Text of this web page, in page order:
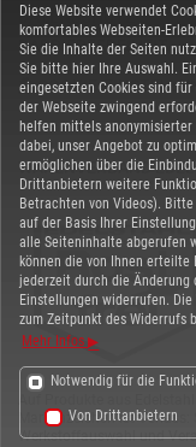
Diese Website verwendet
komfortables Webseiten-
Sie die Inhalte der Seiten
Sie bitte hier Ihre Auswahl.
eingesetzten Cookies sind
der Webseite zwingend
helfen mittels
dabei, unser Angebot zu
ermöglichen über die
Drittanbietern weitere
Betrachten von Videos).
auf der Basis Ihrer
alle Seiteninhalte abgerufen
können die von Ihnen erteilte
jederzeit durch die Änderung
Einstellungen widerrufen.
zum Zeitpunkt des Widerrufs
Mehr Infos
Notwendig für die
Von Drittanbietern
DATENSCHUTZ
BARRIEREFREIHEIT
COOKIE-
WARENVERBAND
Auf Produkte aus
Markenzeichen ist
Werkstoffauswahl und